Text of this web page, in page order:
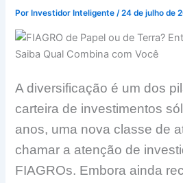
Por Investidor Inteligente/24 de julho de
A diversificação é um dos
carteira de investimentos
anos, uma nova classe de
chamar a atenção de
FIAGROs. Embora ainda